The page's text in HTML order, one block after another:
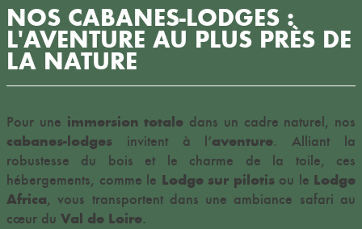
NOS CABANES-LODGES :
L'AVENTURE AU PLUS PRÈS DE
LA NATURE
Pour une immersion totale dans un cadre naturel, nos
cabanes-lodges invitent à l’aventure. Alliant la
robustesse du bois et le charme de la toile, ces
hébergements, comme le Lodge sur pilotisou le Lodge
Africa, vous transportent dans une ambiance safari au
cœur du Val de Loire.